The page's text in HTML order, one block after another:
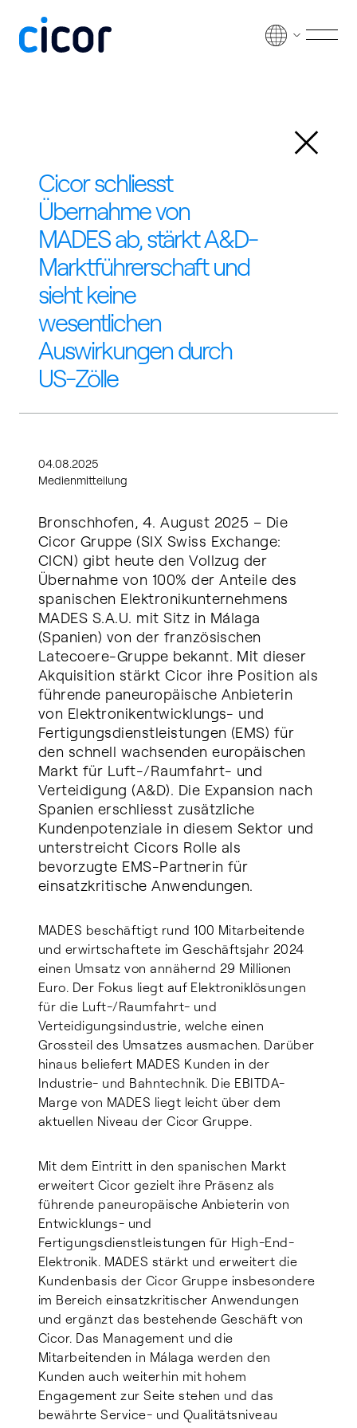
Menu
Zurück
Cicor schliesst
Übernahme von
MADES ab, stärkt A&D-
Marktführerschaft und
sieht keine
wesentlichen
Auswirkungen durch
US-Zölle
Medienmitteilung
04.08.2025
Bronschhofen, 4. August 2025 – Die
Cicor Gruppe (SIX Swiss Exchange:
CICN) gibt heute den Vollzug der
Übernahme von 100% der Anteile des
spanischen Elektronikunternehmens
MADES S.A.U. mit Sitz in Málaga
(Spanien) von der französischen
Latecoere-Gruppe bekannt. Mit dieser
Akquisition stärkt Cicor ihre Position als
führende paneuropäische Anbieterin
von Elektronikentwicklungs- und
Fertigungsdienstleistungen (EMS) für
den schnell wachsenden europäischen
Markt für Luft-/Raumfahrt- und
Verteidigung (A&D). Die Expansion nach
Spanien erschliesst zusätzliche
Kundenpotenziale in diesem Sektor und
unterstreicht Cicors Rolle als
bevorzugte EMS-Partnerin für
einsatzkritische Anwendungen.
MADES beschäftigt rund 100 Mitarbeitende
und erwirtschaftete im Geschäftsjahr 2024
einen Umsatz von annähernd 29 Millionen
Euro. Der Fokus liegt auf Elektroniklösungen
für die Luft-/Raumfahrt- und
Verteidigungsindustrie, welche einen
Grossteil des Umsatzes ausmachen. Darüber
hinaus beliefert MADES Kunden in der
Industrie- und Bahntechnik. Die EBITDA-
Marge von MADES liegt leicht über dem
aktuellen Niveau der Cicor Gruppe.
Mit dem Eintritt in den spanischen Markt
erweitert Cicor gezielt ihre Präsenz als
führende paneuropäische Anbieterin von
Entwicklungs- und
Fertigungsdienstleistungen für High-End-
Elektronik. MADES stärkt und erweitert die
Kundenbasis der Cicor Gruppe insbesondere
im Bereich einsatzkritischer Anwendungen
und ergänzt das bestehende Geschäft von
Cicor. Das Management und die
Mitarbeitenden in Málaga werden den
Kunden auch weiterhin mit hohem
Engagement zur Seite stehen und das
bewährte Service- und Qualitätsniveau